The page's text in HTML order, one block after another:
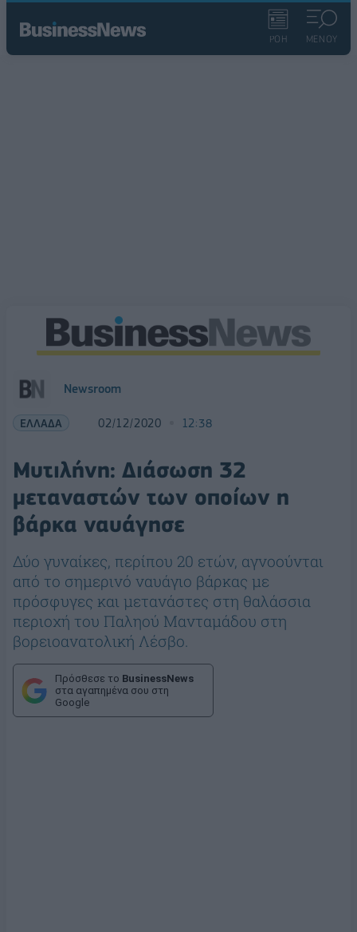
ΡΟΗ ΜΕΝΟΥ
Newsroom
ΕΛΛΑΔΑ 02/12/2020 12:38
Μυτιλήνη: Διάσωση 32
μεταναστών των οποίων η
βάρκα ναυάγησε
Δύο γυναίκες, περίπου 20 ετών, αγνοούνται
από το σημερινό ναυάγιο βάρκας με
πρόσφυγες και μετανάστες στη θαλάσσια
περιοχή του Παληού Μανταμάδου στη
βορειοανατολική Λέσβο.
Πρόσθεσε το BusinessNews
στα αγαπημένα σου στη
Google